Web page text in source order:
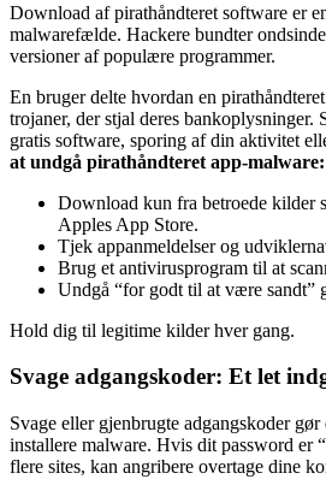
Download af pirathåndteret software er
malwarefælde. Hackere bundter
versioner af populære programmer.
En bruger delte hvordan en
trojaner, der stjal deres bankoplysninger.
gratis software, sporing af din aktivitet
at undgå pirathåndteret app-malware:
Download kun fra betroede kilder
Apples App Store.
Tjek appanmeldelser og
Brug et antivirusprogram til at
Undgå “for godt til at være sandt”
Hold dig til legitime kilder hver gang.
Svage adgangskoder: Et let
Svage eller gjenbrugte adgangskoder
installere malware. Hvis dit password er
flere sites, kan angribere overtage dine